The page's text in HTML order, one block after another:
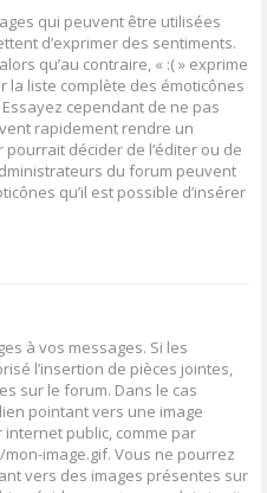
qui peuvent être utilisées
d’exprimer des sentiments.
qu’au contraire, « :( » exprime
la liste complète des émoticônes
cependant de ne pas
rapidement rendre un
décider de l’éditer ou de
du forum peuvent
qu’il est possible d’insérer
à vos messages. Si les
l’insertion de pièces jointes,
sur le forum. Dans le cas
pointant vers une image
public, comme par
image.gif. Vous ne pourrez
vers des images présentes sur